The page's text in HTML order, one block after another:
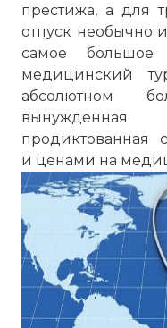
престижа, а для
отпуск необычно
самое большое
медицинский
абсолютном
продиктованная
и ценами на